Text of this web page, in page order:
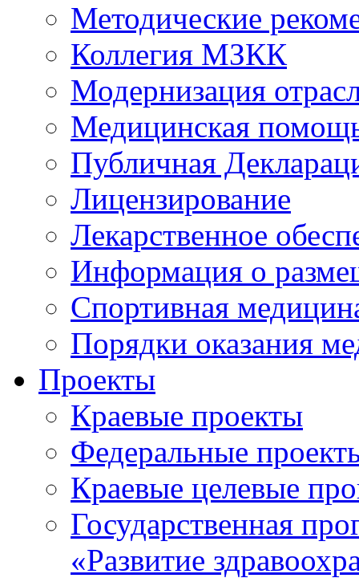
Методические
Коллегия МЗКК
Модернизация
Медицинская
Публичная
Лицензирование
Лекарственное
Информация о
Спортивная
Порядки оказания
Проекты
Краевые проекты
Федеральные
Краевые целевые
Государственная
«Развитие